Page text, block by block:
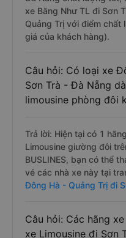
xe Băng Như TL đi Sơn
Quảng Trị với điểm
giá của khách hàng).
Câu hỏi: Có loại xe
Sơn Trà - Đà Nẵng
limousine phòng đôi
Trả lời: Hiện tại có 1
Limousine giường đôi
BUSLINES, bạn có thể
vé các nhà xe này tại
Đông Hà - Quảng Trị đi
Câu hỏi: Các hãng
xe Limousine đi Sơn